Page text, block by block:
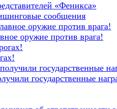
«Феникса»
сообщения
оружие против врага!
государственные